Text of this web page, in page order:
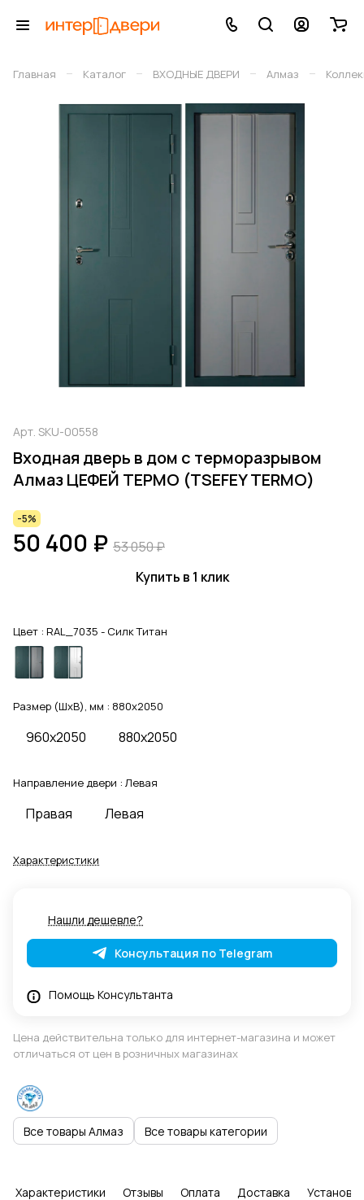
Главная – Каталог – ВХОДНЫЕ ДВЕРИ – Алмаз –
Арт. SKU-00558
Входная дверь в дом с терморазрывом
Алмаз ЦЕФЕЙ ТЕРМО (TSEFEY TERMO)
-5%
50 400 ₽ 53 050 ₽
Купить в 1 клик
Цвет : RAL_7035 - Силк Титан
Размер (ШхВ), мм : 880x2050
960x2050 880x2050
Направление двери : Левая
Правая Левая
Характеристики
Нашли дешевле?
Консультация по Telegram
Помощь Консультанта
Цена действительна только для интернет-магазина и может
отличаться от цен в розничных магазинах
Все товары Алмаз Все товары категории
Характеристики Отзывы Оплата Доставка Установка